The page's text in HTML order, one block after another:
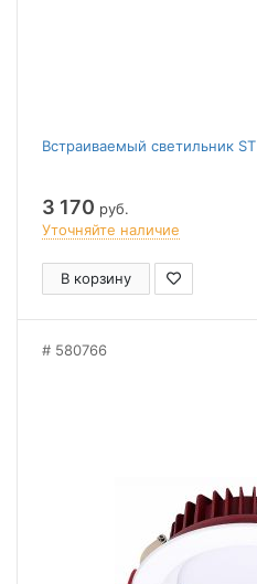
Встраиваемый светильник
3 170 руб.
Уточняйте наличие
В корзину
580766